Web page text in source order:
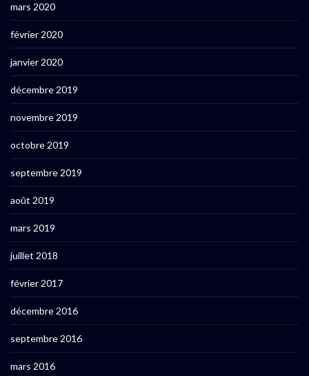
mars 2020
février 2020
janvier 2020
décembre 2019
novembre 2019
octobre 2019
septembre 2019
août 2019
mars 2019
juillet 2018
février 2017
décembre 2016
septembre 2016
mars 2016